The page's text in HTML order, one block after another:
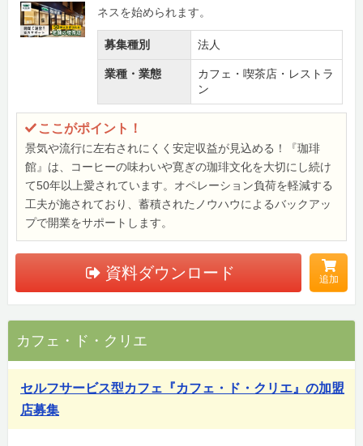
ネスを始められます。
募集種別 法人
業種・業態
カフェ・喫茶店・レストラ
ン
ここがポイント！
景気や流行に左右されにくく安定収益が見込める！『珈琲
館』は、コーヒーの味わいや寛ぎの珈琲文化を大切にし続け
て50年以上愛されています。オペレーション負荷を軽減する
工夫が施されており、蓄積されたノウハウによるバックアッ
プで開業をサポートします。
資料ダウンロード 追加
カフェ・ド・クリエ
セルフサービス型カフェ『カフェ・ド・クリエ』の加盟
店募集